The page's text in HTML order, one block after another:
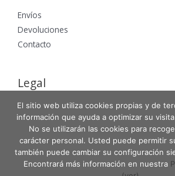
Envíos
Devoluciones
Contacto
Legal
Aviso Legal
Política de Privacidad
Política de Cookies
El sitio web utiliza cookies propias y de
información que ayuda a optimizar su
No se utilizarán las cookies para
carácter personal. Usted puede permitir
también puede cambiar su configuración
Encontrará más información en nuestra